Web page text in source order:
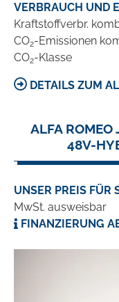
VERBRAUCH UND
Kraftstoffverbr.
CO2-Emissionen
CO2-Klasse
DETAILS ZUM
ALFA ROMEO
48V-
UNSER PREIS FÜR
MwSt. ausweisbar
FINANZIERUNG